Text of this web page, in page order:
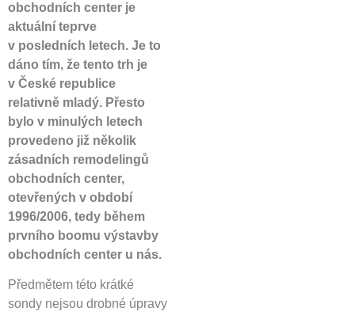
obchodních center je
aktuální teprve
v posledních letech. Je to
dáno tím, že tento trh je
v České republice
relativně mladý. Přesto
bylo v minulých letech
provedeno již několik
zásadních remodelingů
obchodních center,
otevřených v období
1996/2006, tedy během
prvního boomu výstavby
obchodních center u nás.
Předmětem této krátké
sondy nejsou drobné úpravy